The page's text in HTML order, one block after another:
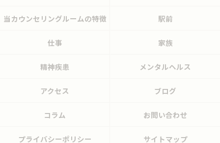
当カウンセリングルームの特徴 駅前
仕事 家族
精神疾患 メンタルヘルス
アクセス ブログ
コラム お問い合わせ
プライバシーポリシー サイトマップ